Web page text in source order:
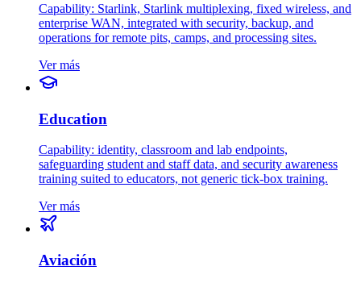
Capability: Starlink, Starlink multiplexing, fixed wireless, and
enterprise WAN, integrated with security, backup, and
operations for remote pits, camps, and processing sites.
Ver más
Education
Capability: identity, classroom and lab endpoints,
safeguarding student and staff data, and security awareness
training suited to educators, not generic tick-box training.
Ver más
Aviación